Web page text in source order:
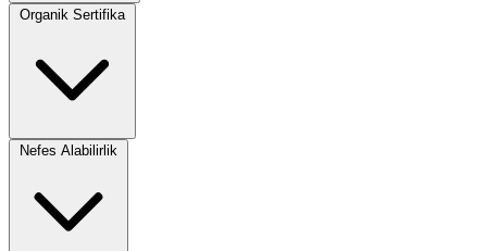
Organik Sertifika
Nefes Alabilirlik